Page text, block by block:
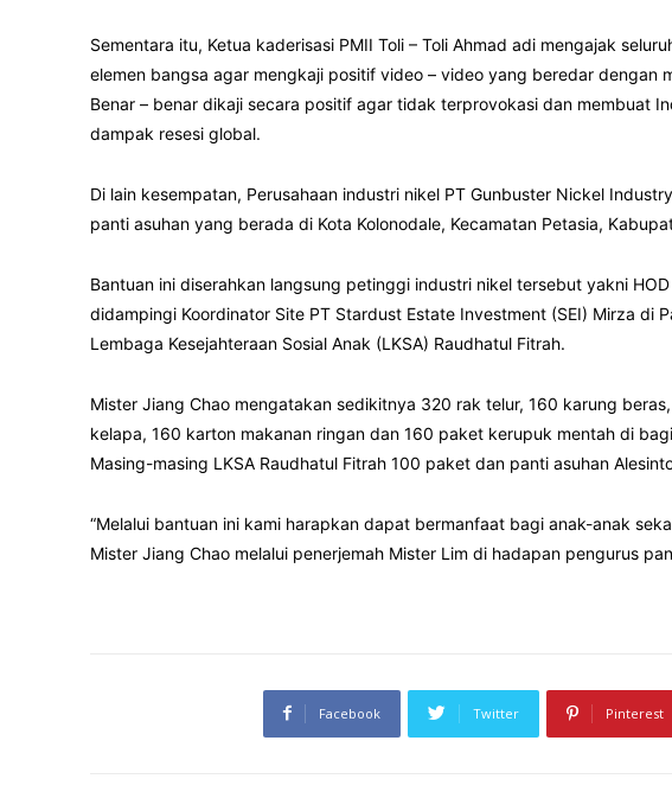
Sementara itu, Ketua kaderisasi PMII Toli – Toli Ahmad adi mengajak
elemen bangsa agar mengkaji positif video – video yang beredar dengan
Benar – benar dikaji secara positif agar tidak terprovokasi dan membuat
dampak resesi global.
Di lain kesempatan, Perusahaan industri nikel PT Gunbuster Nickel
panti asuhan yang berada di Kota Kolonodale, Kecamatan Petasia,
Bantuan ini diserahkan langsung petinggi industri nikel tersebut yakni
didampingi Koordinator Site PT Stardust Estate Investment (SEI) Mirza di
Lembaga Kesejahteraan Sosial Anak (LKSA) Raudhatul Fitrah.
Mister Jiang Chao mengatakan sedikitnya 320 rak telur, 160 karung
kelapa, 160 karton makanan ringan dan 160 paket kerupuk mentah di
Masing-masing LKSA Raudhatul Fitrah 100 paket dan panti asuhan
“Melalui bantuan ini kami harapkan dapat bermanfaat bagi anak-anak
Mister Jiang Chao melalui penerjemah Mister Lim di hadapan pengurus
Facebook Twitter Pinterest